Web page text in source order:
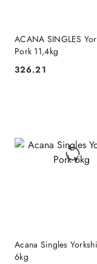
ACANA SINGLES
Pork 11,4kg
Cena:
326.21
Acana Singles
6kg